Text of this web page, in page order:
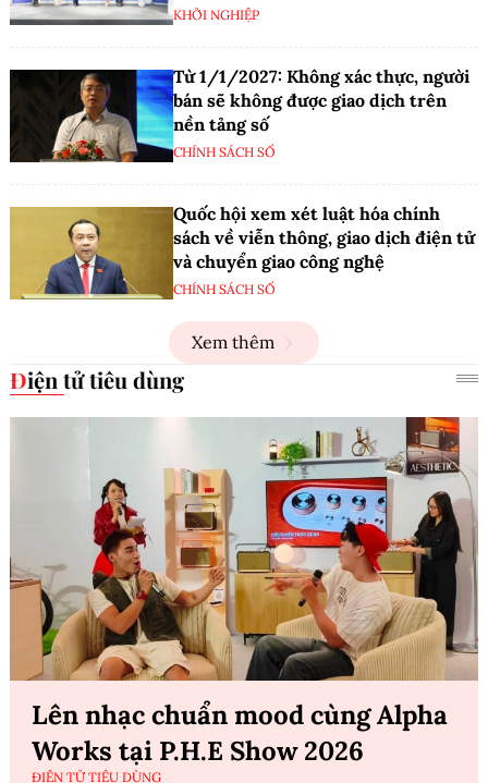
KHỞI NGHIỆP
Từ 1/1/2027: Không xác thực, người
bán sẽ không được giao dịch trên
nền tảng số
CHÍNH SÁCH SỐ
Quốc hội xem xét luật hóa chính
sách về viễn thông, giao dịch điện tử
và chuyển giao công nghệ
CHÍNH SÁCH SỐ
Xem thêm
Điện tử tiêu dùng
Lên nhạc chuẩn mood cùng Alpha
Works tại P.H.E Show 2026
ĐIỆN TỬ TIÊU DÙNG